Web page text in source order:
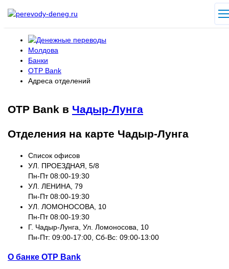
Молдова
Банки
OTP Bank
Адреса отделений
OTP Bank в Чадыр-Лунга
Отделения на карте Чадыр-Лунга
Список офисов
УЛ. ПРОЕЗДНАЯ, 5/8
Пн-Пт 08:00-19:30
УЛ. ЛЕНИНА, 79
Пн-Пт 08:00-19:30
УЛ. ЛОМОНОСОВА, 10
Пн-Пт 08:00-19:30
Г. Чадыр-Лунга, Ул. Ломоносова, 10
Пн-Пт: 09:00-17:00, Сб-Вс: 09:00-13:00
О банке OTP Bank